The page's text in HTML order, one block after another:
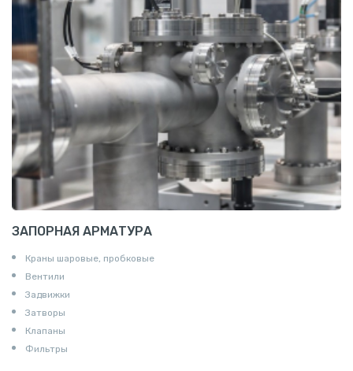
Z профиль алюминиевый
Т профиль алюминиевый
Пруток квадратный алюминиевый
Полоса алюминиевая
Пруток шестигранный алюминиевый
ЗАПОРНАЯ АРМАТУРА
Краны шаровые, пробковые
Вентили
Задвижки
Затворы
Клапаны
Фильтры